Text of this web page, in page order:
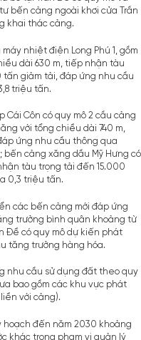
bến cảng ngoài khơi cửa Trần
khai thác cảng.
nhiệt điện Long Phú 1, gồm
dài 630 m, tiếp nhận tàu
giảm tải, đáp ứng nhu cầu
triệu tấn.
Cái Côn có quy mô 2 cầu cảng
với tổng chiều dài 740 m,
ứng nhu cầu thông qua
bến cảng xăng dầu Mỹ Hưng có
tàu trọng tải đến 15.000
0,3 triệu tấn.
các bến cảng mới đáp ứng
trưởng bình quân khoảng từ
Đề có quy mô dự kiến phát
tăng trưởng hàng hóa.
nhu cầu sử dụng đất theo quy
bao gồm các khu vực phát
với cảng).
hoạch đến năm 2030 khoảng
khác trong phạm vi quản lý